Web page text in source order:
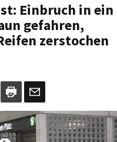
Einbruch in ein
gefahren,
zerstochen